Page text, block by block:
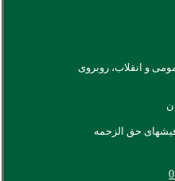
و انقلاب، روبروی
حق الزحمه